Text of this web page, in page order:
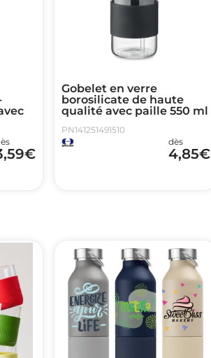
€
Gobelet en verre
borosilicate de haute
qualité avec paille 550 ml
PN141251491510
dès
4,85€